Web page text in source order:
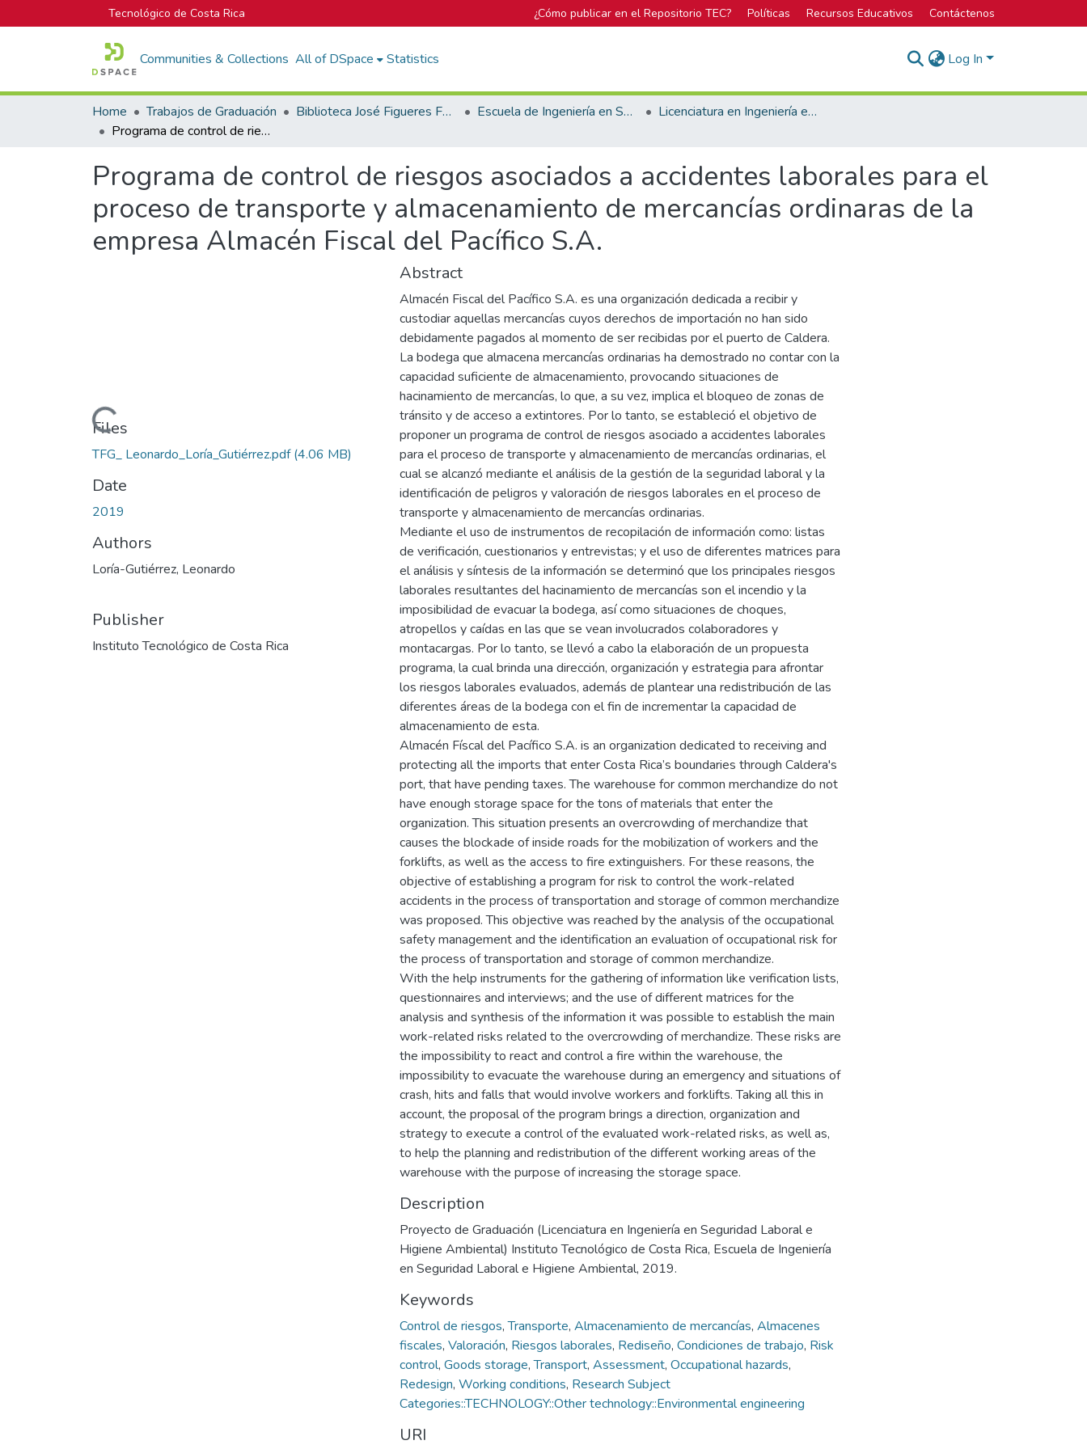
Tecnológico de Costa Rica ¿Cómo publicar en el Repositorio TEC? Políticas Recursos Educativos Contáctenos
Communities & Collections All of DSpace Statistics Log In
Home Trabajos de Graduación Biblioteca José Figueres Ferrer Escuela de Ingeniería en Seguridad Laboral e Higiene Ambiental
Licenciatura en Ingeniería en Seguridad Laboral e Higiene Ambiental
Programa de control de riesgos asociados a accidentes laborales para el proceso de transporte y almacenamiento de mercancías ordinaras de la empresa Almacén Fiscal del Pacífico S.A.
Programa de control de riesgos asociados a accidentes laborales para el
proceso de transporte y almacenamiento de mercancías ordinaras de la
empresa Almacén Fiscal del Pacífico S.A.
Loading...
Files
TFG_ Leonardo_Loría_Gutiérrez.pdf(4.06 MB)
Date
2019
Authors
Loría-Gutiérrez, Leonardo
Publisher
Instituto Tecnológico de Costa Rica
Abstract
Almacén Fiscal del Pacífico S.A. es una organización dedicada a recibir y
custodiar aquellas mercancías cuyos derechos de importación no han sido
debidamente pagados al momento de ser recibidas por el puerto de Caldera.
La bodega que almacena mercancías ordinarias ha demostrado no contar con la
capacidad suficiente de almacenamiento, provocando situaciones de
hacinamiento de mercancías, lo que, a su vez, implica el bloqueo de zonas de
tránsito y de acceso a extintores. Por lo tanto, se estableció el objetivo de
proponer un programa de control de riesgos asociado a accidentes laborales
para el proceso de transporte y almacenamiento de mercancías ordinarias, el
cual se alcanzó mediante el análisis de la gestión de la seguridad laboral y la
identificación de peligros y valoración de riesgos laborales en el proceso de
transporte y almacenamiento de mercancías ordinarias.
Mediante el uso de instrumentos de recopilación de información como: listas
de verificación, cuestionarios y entrevistas; y el uso de diferentes matrices para
el análisis y síntesis de la información se determinó que los principales riesgos
laborales resultantes del hacinamiento de mercancías son el incendio y la
imposibilidad de evacuar la bodega, así como situaciones de choques,
atropellos y caídas en las que se vean involucrados colaboradores y
montacargas. Por lo tanto, se llevó a cabo la elaboración de un propuesta
programa, la cual brinda una dirección, organización y estrategia para afrontar
los riesgos laborales evaluados, además de plantear una redistribución de las
diferentes áreas de la bodega con el fin de incrementar la capacidad de
almacenamiento de esta.
Almacén Físcal del Pacífico S.A. is an organization dedicated to receiving and
protecting all the imports that enter Costa Rica’s boundaries through Caldera's
port, that have pending taxes. The warehouse for common merchandize do not
have enough storage space for the tons of materials that enter the
organization. This situation presents an overcrowding of merchandize that
causes the blockade of inside roads for the mobilization of workers and the
forklifts, as well as the access to fire extinguishers. For these reasons, the
objective of establishing a program for risk to control the work-related
accidents in the process of transportation and storage of common merchandize
was proposed. This objective was reached by the analysis of the occupational
safety management and the identification an evaluation of occupational risk for
the process of transportation and storage of common merchandize.
With the help instruments for the gathering of information like verification lists,
questionnaires and interviews; and the use of different matrices for the
analysis and synthesis of the information it was possible to establish the main
work-related risks related to the overcrowding of merchandize. These risks are
the impossibility to react and control a fire within the warehouse, the
impossibility to evacuate the warehouse during an emergency and situations of
crash, hits and falls that would involve workers and forklifts. Taking all this in
account, the proposal of the program brings a direction, organization and
strategy to execute a control of the evaluated work-related risks, as well as,
to help the planning and redistribution of the different working areas of the
warehouse with the purpose of increasing the storage space.
Description
Proyecto de Graduación (Licenciatura en Ingeniería en Seguridad Laboral e
Higiene Ambiental) Instituto Tecnológico de Costa Rica, Escuela de Ingeniería
en Seguridad Laboral e Higiene Ambiental, 2019.
Keywords
Control de riesgos,Transporte, Almacenamiento de mercancías, Almacenes
fiscales, Valoración, Riesgos laborales, Rediseño, Condiciones de trabajo, Risk
control, Goods storage,Transport, Assessment, Occupational hazards,
Redesign, Working conditions, Research Subject
Categories::TECHNOLOGY::Other technology::Environmental engineering
URI